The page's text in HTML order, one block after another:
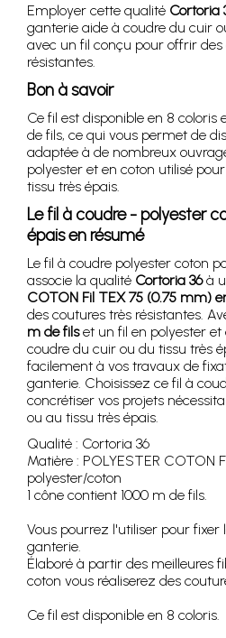
Employer cette qualité Cortoria
ganterie aide à coudre du cuir
avec un fil conçu pour offrir des
résistantes.
Bon à savoir
Ce fil est disponible en 8 coloris
de fils, ce qui vous permet de
adaptée à de nombreux
polyester et en coton utilisé
tissu très épais.
Le fil à coudre - polyester
épais en résumé
Le fil à coudre polyester coton
associe la qualité Cortoria 36à
COTON Fil TEX 75 (0.75 mm)
des coutures très résistantes.
m de filset un fil en polyester et
coudre du cuir ou du tissu très
facilement à vos travaux de
ganterie. Choisissez ce fil à
concrétiser vos projets
ou au tissu très épais.
Qualité : Cortoria 36
Matière : POLYESTER COTON
polyester/coton
1 cône contient 1000 m de fils.
Vous pourrez l'utiliser pour fixer
ganterie.
Élaboré à partir des meilleures
coton vous réaliserez des
Ce fil est disponible en 8 coloris.